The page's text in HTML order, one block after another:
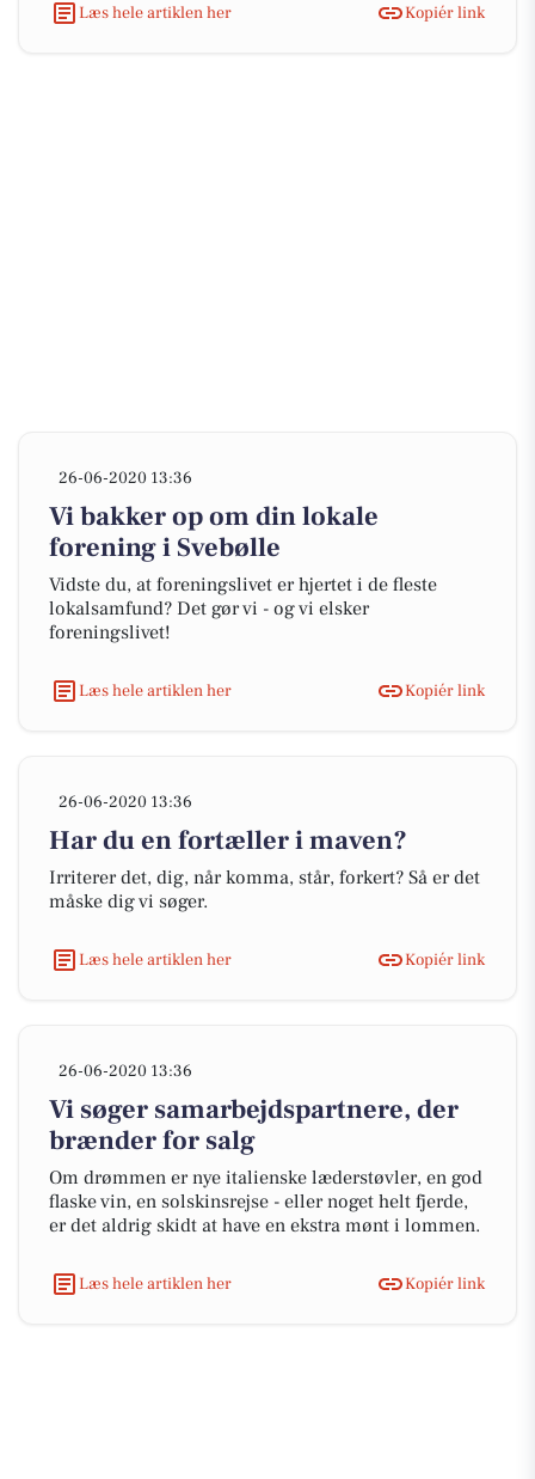
Læs hele artiklen her
Kopiér link
26-06-2020 13:36
Vi bakker op om din lokale
forening i Svebølle
Vidste du, at foreningslivet er hjertet i de fleste
lokalsamfund? Det gør vi - og vi elsker
foreningslivet!
Læs hele artiklen her Kopiér link
26-06-2020 13:36
Har du en fortæller i maven?
Irriterer det, dig, når komma, står, forkert? Så er det
måske dig vi søger.
Læs hele artiklen her Kopiér link
26-06-2020 13:36
Vi søger samarbejdspartnere, der
brænder for salg
Om drømmen er nye italienske læderstøvler, en god
flaske vin, en solskinsrejse - eller noget helt fjerde,
er det aldrig skidt at have en ekstra mønt i lommen.
Læs hele artiklen her Kopiér link